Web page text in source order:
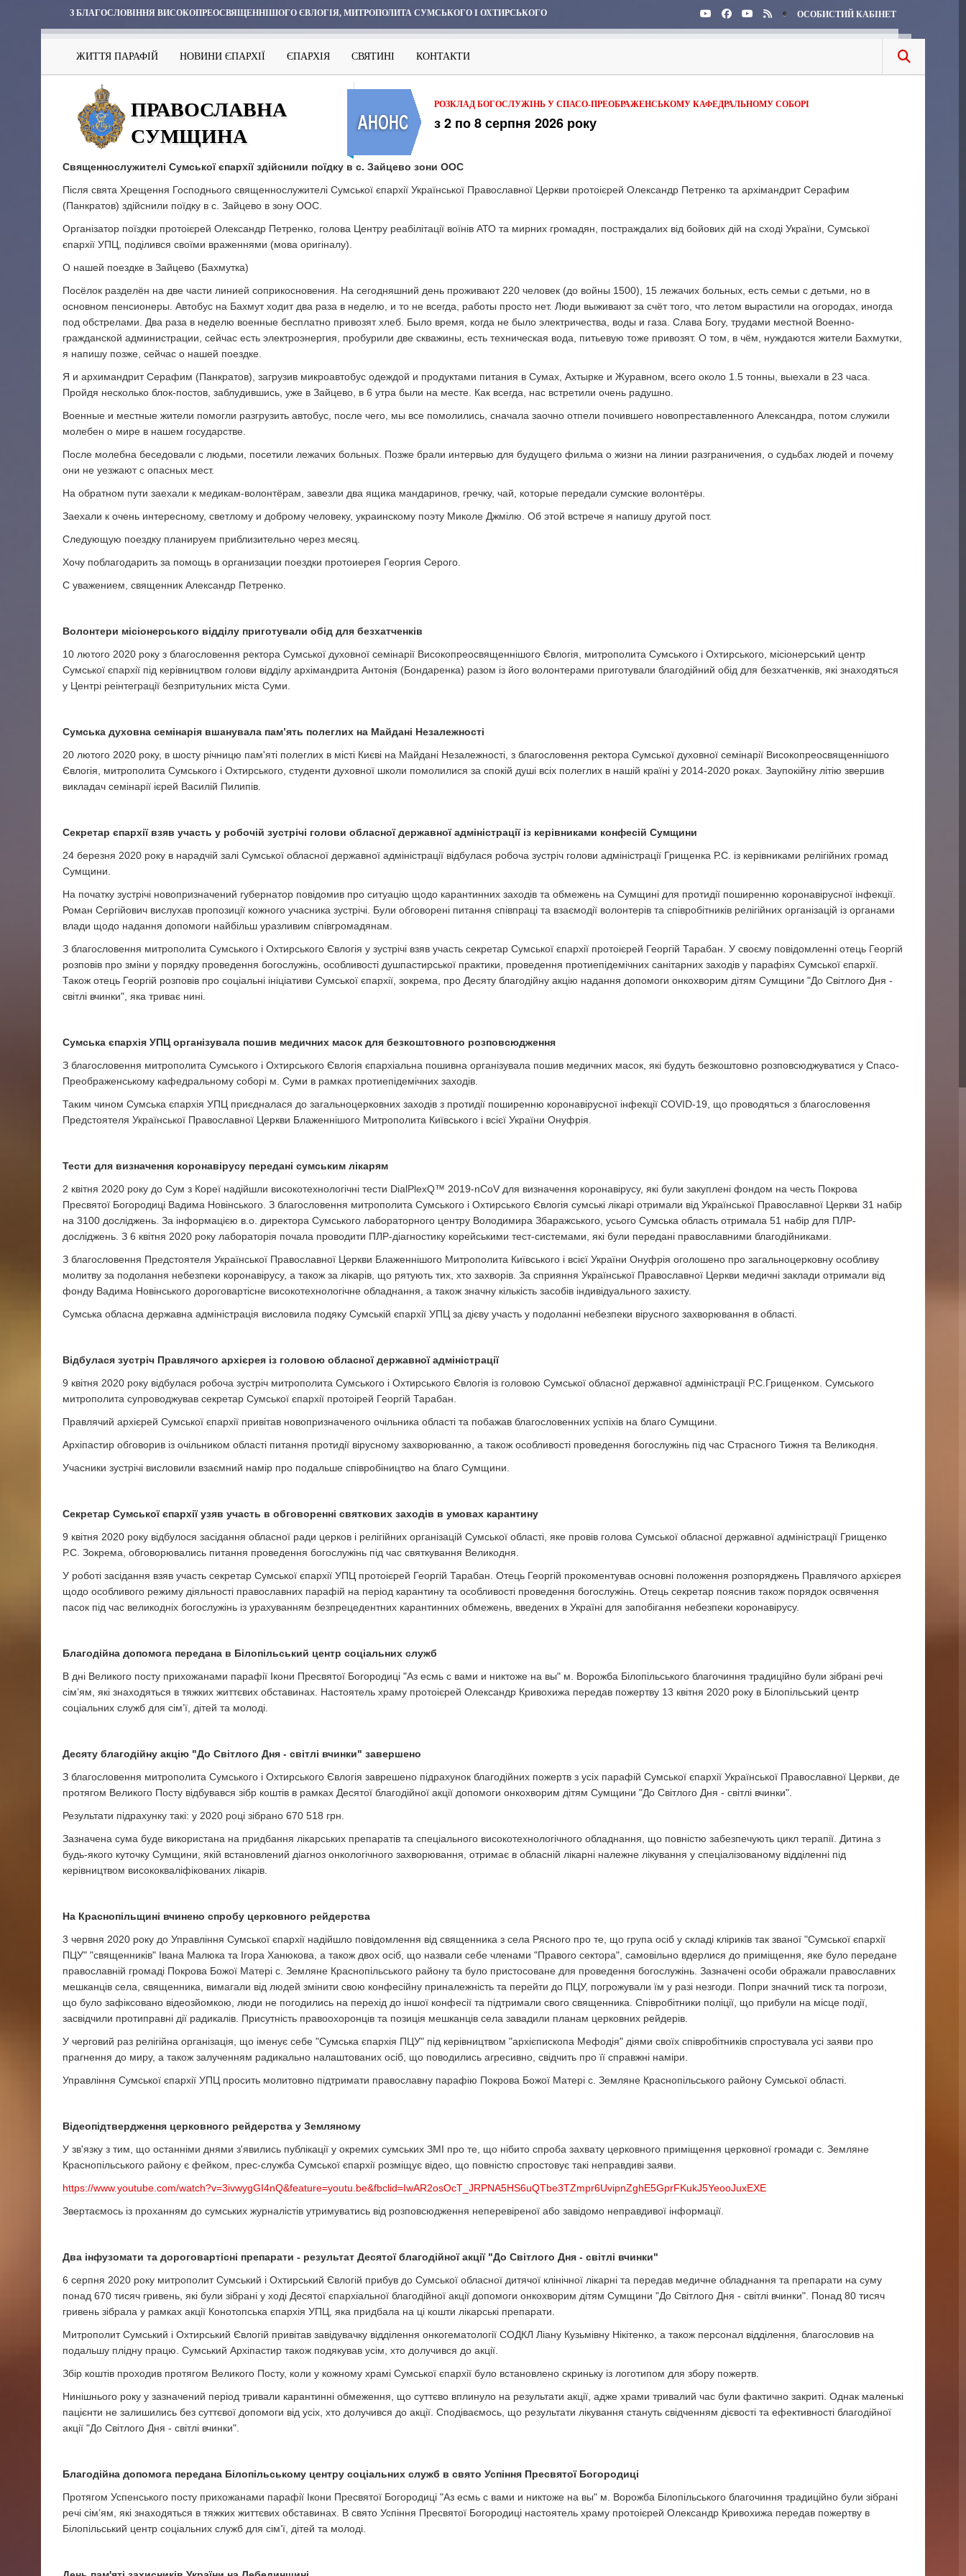
З БЛАГОСЛОВІННЯ ВИСОКОПРЕОСВЯЩЕННІШОГО ЄВЛОГІЯ, МИТРОПОЛИТА СУМСЬКОГО І ОХТИРСЬКОГО ОСОБИСТИЙ КАБІНЕТ
ЖИТТЯ ПАРАФІЙ НОВИНИ ЄПАРХІЇ ЄПАРХІЯ СВЯТИНІ КОНТАКТИ
ПРАВОСЛАВНА
СУМЩИНА
РОЗКЛАД БОГОСЛУЖІНЬ У СПАСО-ПРЕОБРАЖЕНСЬКОМУ КАФЕДРАЛЬНОМУ СОБОРІ
з 2 по 8 серпня 2026 року
Священнослужителі Сумської єпархії здійснили поїдку в с. Зайцево зони ООС
Після свята Хрещення Господнього священнослужителі Сумської єпархії Української Православної Церкви протоієрей Олександр Петренко та архімандрит Серафим
(Панкратов) здійснили поїдку в с. Зайцево в зону ООС.
Організатор поїздки протоієрей Олександр Петренко, голова Центру реабілітації воїнів АТО та мирних громадян, постраждалих від бойових дій на сході України, Сумської
єпархії УПЦ, поділився своїми враженнями (мова оригіналу).
О нашей поездке в Зайцево (Бахмутка)
Посёлок разделён на две части линией соприкосновения. На сегодняшний день проживают 220 человек (до войны 1500), 15 лежачих больных, есть семьи с детьми, но в
основном пенсионеры. Автобус на Бахмут ходит два раза в неделю, и то не всегда, работы просто нет. Люди выживают за счёт того, что летом вырастили на огородах, иногда
под обстрелами. Два раза в неделю военные бесплатно привозят хлеб. Было время, когда не было электричества, воды и газа. Слава Богу, трудами местной Военно-
гражданской администрации, сейчас есть электроэнергия, пробурили две скважины, есть техническая вода, питьевую тоже привозят. О том, в чём, нуждаются жители Бахмутки,
я напишу позже, сейчас о нашей поездке.
Я и архимандрит Серафим (Панкратов), загрузив микроавтобус одеждой и продуктами питания в Сумах, Ахтырке и Журавном, всего около 1.5 тонны, выехали в 23 часа.
Пройдя несколько блок-постов, заблудившись, уже в Зайцево, в 6 утра были на месте. Как всегда, нас встретили очень радушно.
Военные и местные жители помогли разгрузить автобус, после чего, мы все помолились, сначала заочно отпели почившего новопреставленного Александра, потом служили
молебен о мире в нашем государстве.
После молебна беседовали с людьми, посетили лежачих больных. Позже брали интервью для будущего фильма о жизни на линии разграничения, о судьбах людей и почему
они не уезжают с опасных мест.
На обратном пути заехали к медикам-волонтёрам, завезли два ящика мандаринов, гречку, чай, которые передали сумские волонтёры.
Заехали к очень интересному, светлому и доброму человеку, украинскому поэту Миколе Джмілю. Об этой встрече я напишу другой пост.
Следующую поездку планируем приблизительно через месяц.
Хочу поблагодарить за помощь в организации поездки протоиерея Георгия Серого.
С уважением, священник Александр Петренко.
Волонтери місіонерського відділу приготували обід для безхатченків
10 лютого 2020 року з благословення ректора Сумської духовної семінарії Високопреосвященнішого Євлогія, митрополита Сумського і Охтирського, місіонерський центр
Сумської єпархії під керівництвом голови відділу архімандрита Антонія (Бондаренка) разом із його волонтерами приготували благодійний обід для безхатченків, які знаходяться
у Центрі реінтеграції безпритульних міста Суми.
Сумська духовна семінарія вшанувала пам’ять полеглих на Майдані Незалежності
20 лютого 2020 року, в шосту річницю пам'яті полеглих в місті Києві на Майдані Незалежності, з благословення ректора Сумської духовної семінарії Високопреосвященнішого
Євлогія, митрополита Сумського і Охтирського, студенти духовної школи помолилися за спокій душі всіх полеглих в нашій країні у 2014-2020 роках. Заупокійну літію звершив
викладач семінарії ієрей Василій Пилипів.
Секретар єпархії взяв участь у робочій зустрічі голови обласної державної адміністрації із керівниками конфесій Сумщини
24 березня 2020 року в нарадчій залі Сумської обласної державної адміністрації відбулася робоча зустріч голови адміністрації Грищенка Р.С. із керівниками релігійних громад
Сумщини.
На початку зустрічі новопризначений губернатор повідомив про ситуацію щодо карантинних заходів та обмежень на Сумщині для протидії поширенню коронавірусної інфекції.
Роман Сергійович вислухав пропозиції кожного учасника зустрічі. Були обговорені питання співпраці та взаємодії волонтерів та співробітників релігійних організацій із органами
влади щодо надання допомоги найбільш уразливим співгромадянам.
З благословення митрополита Сумського і Охтирського Євлогія у зустрічі взяв участь секретар Сумської єпархії протоієрей Георгій Тарабан. У своєму повідомленні отець Георгій
розповів про зміни у порядку проведення богослужінь, особливості душпастирської практики, проведення протиепідемічних санітарних заходів у парафіях Сумської єпархії.
Також отець Георгій розповів про соціальні ініціативи Сумської єпархії, зокрема, про Десяту благодійну акцію надання допомоги онкохворим дітям Сумщини "До Світлого Дня -
світлі вчинки", яка триває нині.
Сумська єпархія УПЦ організувала пошив медичних масок для безкоштовного розповсюдження
З благословення митрополита Сумського і Охтирського Євлогія єпархіальна пошивна організувала пошив медичних масок, які будуть безкоштовно розповсюджуватися у Спасо-
Преображенському кафедральному соборі м. Суми в рамках протиепідемічних заходів.
Таким чином Сумська єпархія УПЦ приєдналася до загальноцерковних заходів з протидії поширенню коронавірусної інфекції COVID-19, що проводяться з благословення
Предстоятеля Української Православної Церкви Блаженнішого Митрополита Київського і всієї України Онуфрія.
Тести для визначення коронавірусу передані сумським лікарям
2 квітня 2020 року до Сум з Кореї надійшли високотехнологічні тести DialPlexQ™ 2019-nCoV для визначення коронавірусу, які були закуплені фондом на честь Покрова
Пресвятої Богородиці Вадима Новінського. З благословення митрополита Сумського і Охтирського Євлогія сумські лікарі отримали від Української Православної Церкви 31 набір
на 3100 досліджень. За інформацією в.о. директора Сумського лабораторного центру Володимира Збаражського, усього Сумська область отримала 51 набір для ПЛР-
досліджень. З 6 квітня 2020 року лабораторія почала проводити ПЛР-діагностику корейськими тест-системами, які були передані православними благодійниками.
З благословення Предстоятеля Української Православної Церкви Блаженнішого Митрополита Київського і всієї України Онуфрія оголошено про загальноцерковну особливу
молитву за подолання небезпеки коронавірусу, а також за лікарів, що рятують тих, хто захворів. За сприяння Української Православної Церкви медичні заклади отримали від
фонду Вадима Новінського дороговартісне високотехнологічне обладнання, а також значну кількість засобів індивідуального захисту.
Сумська обласна державна адміністрація висловила подяку Сумській єпархії УПЦ за дієву участь у подоланні небезпеки вірусного захворювання в області.
Відбулася зустріч Правлячого архієрея із головою обласної державної адміністрації
9 квітня 2020 року відбулася робоча зустріч митрополита Сумського і Охтирського Євлогія із головою Сумської обласної державної адміністрації Р.С.Грищенком. Сумського
митрополита супроводжував секретар Сумської єпархії протоірей Георгій Тарабан.
Правлячий архієрей Сумської єпархії привітав новопризначеного очільника області та побажав благословенних успіхів на благо Сумщини.
Архіпастир обговорив із очільником області питання протидії вірусному захворюванню, а також особливості проведення богослужінь під час Страсного Тижня та Великодня.
Учасники зустрічі висловили взаємний намір про подальше співробіництво на благо Сумщини.
Секретар Сумської єпархії узяв участь в обговоренні святкових заходів в умовах карантину
9 квітня 2020 року відбулося засідання обласної ради церков і релігійних організацій Сумської області, яке провів голова Сумської обласної державної адміністрації Грищенко
Р.С. Зокрема, обговорювались питання проведення богослужінь під час святкування Великодня.
У роботі засідання взяв участь секретар Сумської єпархії УПЦ протоієрей Георгій Тарабан. Отець Георгій прокоментував основні положення розпоряджень Правлячого архієрея
щодо особливого режиму діяльності православних парафій на період карантину та особливості проведення богослужінь. Отець секретар пояснив також порядок освячення
пасок під час великодніх богослужінь із урахуванням безпрецедентних карантинних обмежень, введених в Україні для запобігання небезпеки коронавірусу.
Благодійна допомога передана в Білопільський центр соціальних служб
В дні Великого посту прихожанами парафії Ікони Пресвятої Богородиці "Аз есмь с вами и никтоже на вы" м. Ворожба Білопільського благочиння традиційно були зібрані речі
сім’ям, які знаходяться в тяжких життєвих обставинах. Настоятель храму протоієрей Олександр Кривохижа передав пожертву 13 квітня 2020 року в Білопільський центр
соціальних служб для сім’ї, дітей та молоді.
Десяту благодійну акцію "До Світлого Дня - світлі вчинки" завершено
З благословення митрополита Сумського і Охтирського Євлогія заврешено підрахунок благодійних пожертв з усіх парафій Сумської єпархії Української Православної Церкви, де
протягом Великого Посту відбувався зібр коштів в рамках Десятої благодійної акції допомоги онкохворим дітям Сумщини "До Світлого Дня - світлі вчинки".
Результати підрахунку такі: у 2020 році зібрано 670 518 грн.
Зазначена сума буде використана на придбання лікарських препаратів та спеціального високотехнологічного обладнання, що повністю забезпечують цикл терапії. Дитина з
будь-якого куточку Сумщини, якій встановлений діагноз онкологічного захворювання, отримає в обласній лікарні належне лікування у спеціалізованому відділенні під
керівництвом висококваліфікованих лікарів.
На Краснопільщині вчинено спробу церковного рейдерства
3 червня 2020 року до Управління Сумської єпархії надійшло повідомлення від священника з села Рясного про те, що група осіб у складі кліриків так званої "Сумської єпархії
ПЦУ" "священників" Івана Малюка та Ігора Ханюкова, а також двох осіб, що назвали себе членами "Правого сектора", самовільно вдерлися до приміщення, яке було передане
православній громаді Покрова Божої Матері с. Земляне Краснопільського району та було пристосоване для проведення богослужінь. Зазначені особи ображали православних
мешканців села, священника, вимагали від людей змінити свою конфесійну приналежність та перейти до ПЦУ, погрожували їм у разі незгоди. Попри значний тиск та погрози,
що було зафіксовано відеозйомкою, люди не погодились на перехід до іншої конфесії та підтримали свого священника. Співробітники поліції, що прибули на місце події,
засвідчили протиправні дії радикалів. Присутність правоохоронців та позиція мешканців села завадили планам церковних рейдерів.
У черговий раз релігійна організація, що іменує себе "Сумська єпархія ПЦУ" під керівництвом "архієпископа Мефодія" діями своїх співробітників спростувала усі заяви про
прагнення до миру, а також залученням радикально налаштованих осіб, що поводились агресивно, свідчить про її справжні наміри.
Управління Сумської єпархії УПЦ просить молитовно підтримати православну парафію Покрова Божої Матері с. Земляне Краснопільського району Сумської області.
Відеопідтвердження церковного рейдерства у Земляному
У зв'язку з тим, що останніми днями з'явились публікації у окремих сумських ЗМІ про те, що нібито спроба захвату церковного приміщення церковної громади с. Земляне
Краснопільського району є фейком, прес-служба Сумської єпархії розміщує відео, що повністю спростовує такі неправдиві заяви.
https://www.youtube.com/watch?v=3ivwygGI4nQ&feature=youtu.be&fbclid=IwAR2osOcT_JRPNA5HS6uQTbe3TZmpr6UvipnZghE5GprFKukJ5YeooJuxEXE
Звертаємось із проханням до сумських журналістів утримуватись від розповсюдження неперевіреної або завідомо неправдивої інформації.
Два інфузомати та дороговартісні препарати - результат Десятої благодійної акції "До Світлого Дня - світлі вчинки"
6 серпня 2020 року митрополит Сумський і Охтирський Євлогій прибув до Сумської обласної дитячої клінічної лікарні та передав медичне обладнання та препарати на суму
понад 670 тисяч гривень, які були зібрані у ході Десятої єпархіальної благодійної акції допомоги онкохворим дітям Сумщини "До Світлого Дня - світлі вчинки". Понад 80 тисяч
гривень зібрала у рамках акції Конотопська єпархія УПЦ, яка придбала на ці кошти лікарські препарати.
Митрополит Сумський і Охтирський Євлогій привітав завідувачку відділення онкогематології СОДКЛ Ліану Кузьмівну Нікітенко, а також персонал відділення, благословив на
подальшу плідну працю. Сумський Архіпастир також подякував усім, хто долучився до акції.
Збір коштів проходив протягом Великого Посту, коли у кожному храмі Сумської єпархії було встановлено скриньку із логотипом для збору пожертв.
Нинішнього року у зазначений період тривали карантинні обмеження, що суттєво вплинуло на результати акції, адже храми тривалий час були фактично закриті. Однак маленькі
пацієнти не залишились без суттєвої допомоги від усіх, хто долучився до акції. Сподіваємось, що результати лікування стануть свідченням дієвості та ефективності благодійної
акції "До Світлого Дня - світлі вчинки".
Благодійна допомога передана Білопільському центру соціальних служб в свято Успіння Пресвятої Богородиці
Протягом Успенського посту прихожанами парафії Ікони Пресвятої Богородиці "Аз есмь с вами и никтоже на вы" м. Ворожба Білопільського благочиння традиційно були зібрані
речі сім’ям, які знаходяться в тяжких життєвих обставинах. В свято Успіння Пресвятої Богородиці настоятель храму протоієрей Олександр Кривохижа передав пожертву в
Білопільський центр соціальних служб для сім’ї, дітей та молоді.